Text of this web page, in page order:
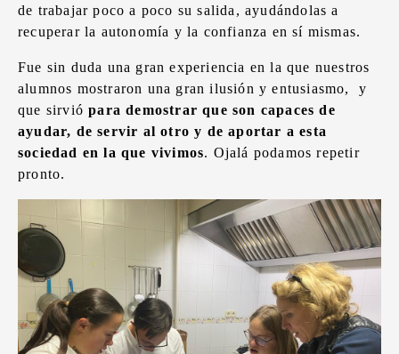
de trabajar poco a poco su salida, ayudándolas a
recuperar la autonomía y la confianza en sí mismas.
Fue sin duda una gran experiencia en la que nuestros
alumnos mostraron una gran ilusión y entusiasmo, y
que sirviópara demostrar que son capaces de
ayudar, de servir al otro y de aportar a esta
sociedad en la que vivimos. Ojalá podamos repetir
pronto.